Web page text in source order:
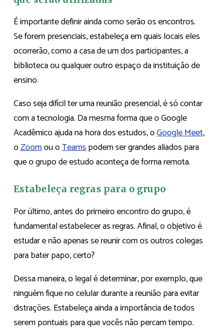
É importante definir ainda como serão os encontros.
Se forem presenciais, estabeleça em quais locais eles
ocorrerão, como a casa de um dos participantes, a
biblioteca ou qualquer outro espaço da instituição de
ensino.
Caso seja difícil ter uma reunião presencial, é só contar
com a tecnologia. Da mesma forma que o Google
Acadêmico ajuda na hora dos estudos, oGoogle Meet,
oZoomou oTeamspodem ser grandes aliados para
que o grupo de estudo aconteça de forma remota.
Estabeleça regras para o grupo
Por último, antes do primeiro encontro do grupo, é
fundamental estabelecer as regras. Afinal, o objetivo é
estudar e não apenas se reunir com os outros colegas
para bater papo, certo?
Dessa maneira, o legal é determinar, por exemplo, que
ninguém fique no celular durante a reunião para evitar
distrações. Estabeleça ainda a importância de todos
serem pontuais para que vocês não percam tempo.